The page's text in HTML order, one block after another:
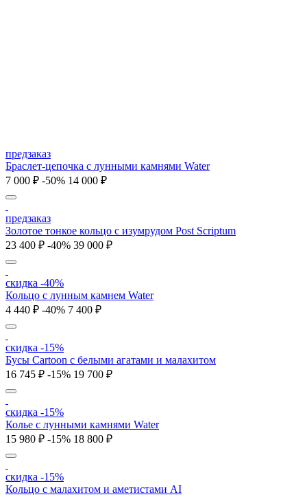
предзаказ
Браслет-цепочка с лунными камнями Water
7 000 ₽ -50% 14 000 ₽
предзаказ
Золотое тонкое кольцо с изумрудом Post Scriptum
23 400 ₽ -40% 39 000 ₽
скидка -40%
Кольцо с лунным камнем Water
4 440 ₽ -40% 7 400 ₽
скидка -15%
Бусы Cartoon с белыми агатами и малахитом
16 745 ₽ -15% 19 700 ₽
скидка -15%
Колье с лунными камнями Water
15 980 ₽ -15% 18 800 ₽
скидка -15%
Кольцо с малахитом и аметистами AI